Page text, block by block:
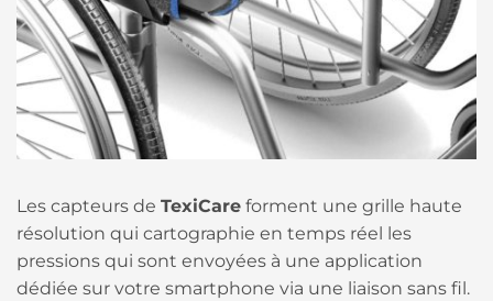
Les capteurs de TexiCare forment une grille haute
résolution qui cartographie en temps réel les
pressions qui sont envoyées à une application
dédiée sur votre smartphone via une liaison sans fil.